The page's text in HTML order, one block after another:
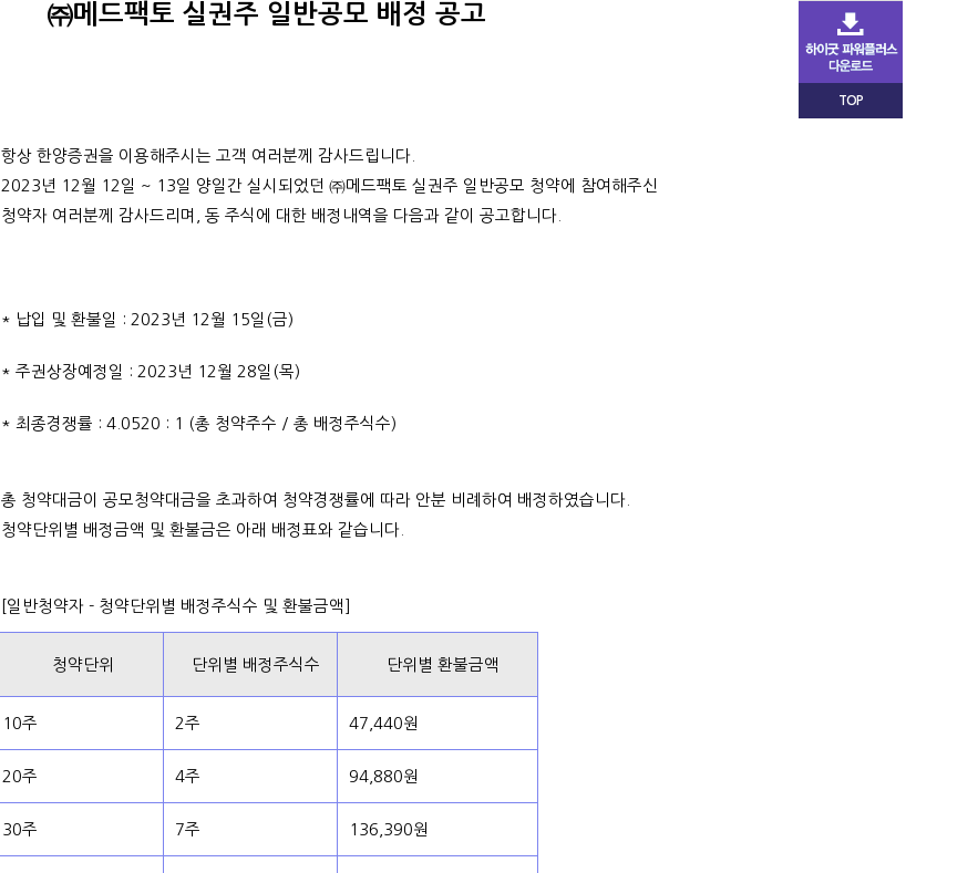
㈜메드팩토 실권주 일반공모 배정 공고
항상 한양증권을 이용해주시는 고객 여러분께 감사드립니다.
2023년 12월 12일 ~ 13일 양일간 실시되었던 ㈜메드팩토 실권주 일반공모 청약에 참여해주신
청약자 여러분께 감사드리며, 동 주식에 대한 배정내역을 다음과 같이 공고합니다.
* 납입 및 환불일 : 2023년 12월 15일(금)
* 주권상장예정일 : 2023년 12월 28일(목)
* 최종경쟁률 : 4.0520 : 1 (총 청약주수 / 총 배정주식수)
총 청약대금이 공모청약대금을 초과하여 청약경쟁률에 따라 안분 비 례하여 배정하였습니다.
청약단위별 배정금액 및 환불금은 아래 배정표와 같습니다.
[일반청약자 - 청약단위별 배정 주식수 및 환불금액]
청약단위 단위별 배정주식수 단위별 환불금액
10주 2주 47,440원
20주 4주 94,880원
30주 7주 136,390원
TOP